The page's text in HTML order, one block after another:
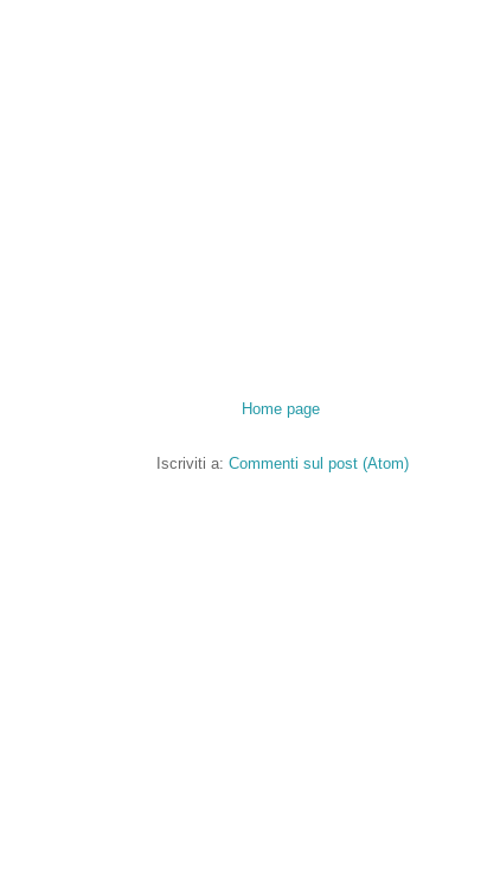
Home page
Iscriviti a: Commenti sul post (Atom)